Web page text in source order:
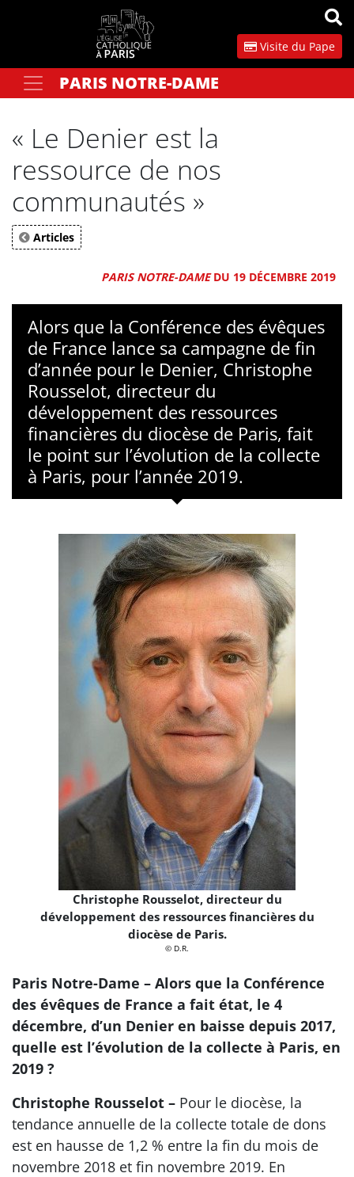
Visite du Pape
Votre recherchePARIS NOTRE-DAME
« Le Denier est la
ressource de nos
communautés »
Articles
PARIS NOTRE-DAMEDU 19 DÉCEMBRE 2019
Alors que la Conférence des évêques
de France lance sa campagne de fin
d’année pour le Denier, Christophe
Rousselot, directeur du
développement des ressources
financières du diocèse de Paris, fait
le point sur l’évolution de la collecte
à Paris, pour l’année 2019.
Christophe Rousselot, directeur du
développement des ressources financières du
diocèse de Paris.
© D.R.
Paris Notre-Dame – Alors que la Conférence
des évêques de France a fait état, le 4
décembre, d’un Denier en baisse depuis 2017,
quelle est l’évolution de la collecte à Paris, en
2019 ?
Christophe Rousselot – Pour le diocèse, la
tendance annuelle de la collecte totale de dons
est en hausse de 1,2 % entre la fin du mois de
novembre 2018 et fin novembre 2019. En
Panneau de gestion des cookies